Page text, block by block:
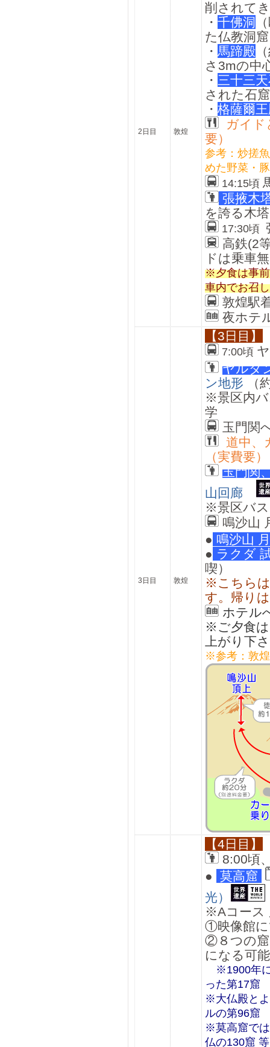
2日目 敦煌
削されて
・ 千佛洞
た仏教洞
・ 馬蹄殿
さ3mの中
・ 三十三
された石
・ 格薩爾
ガイ
要）
参考： 炒搓
めた野菜・
14:15頃
張掖木
を誇る木
17:30頃
高鉄(2
ドは乗車
※夕食は事前
車内でお召
敦煌駅
夜ホテ
3日目 敦煌
【3日目】
7:00頃
ヤルダ
ン地形 （
※景区内バ
学
玉門関
道中
（実費要）
玉門関
山回廊
※景区バ
鳴沙山
● 鳴沙山
● ラクダ
喫）
※こちら
す。帰り
ホテル
※ご夕食
上がり下
※参考：敦
【4日目】
8:00頃
●
莫高窟
光）
※Aコース
①映像館に
②８つの窟
になる可
※1900年に
った第17窟
※大仏殿と
ルの第96窟
※莫高窟で
仏の130窟 等